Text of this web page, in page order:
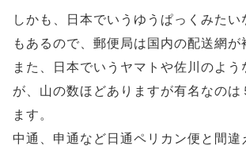
しかも、日本でいうゆうぱっくみたい
もあるので、郵便局は国内の配送網が
また、日本でいうヤマトや佐川のよう
が、山の数ほどありますが有名なのは
ます。
中通、申通など日通ペリカン便と間違